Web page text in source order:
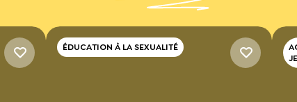
ÉDUCATION À LA SEXUALITÉ